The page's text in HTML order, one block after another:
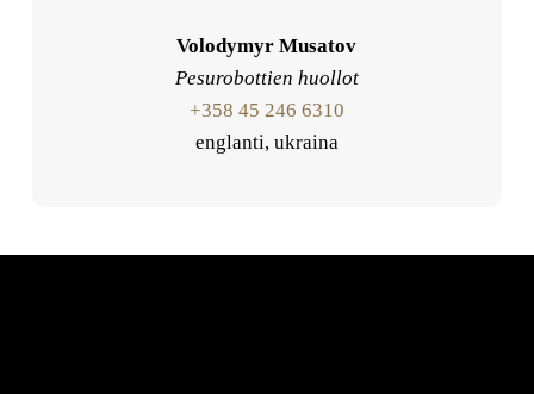
Volodymyr Musatov
Pesurobottien huollot
+358 45 246 6310
englanti, ukraina